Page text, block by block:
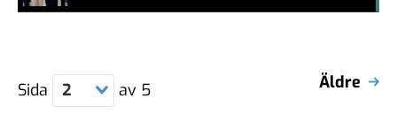
Sida 2 av 5 Äldre